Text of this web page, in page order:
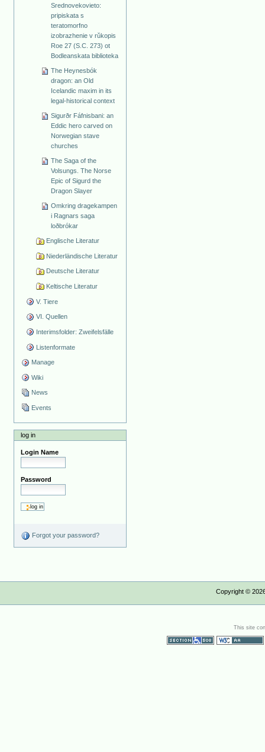
Srednovekovieto:
pripiskata s
teratomorfno
izobrazhenie v rǔkopis
Roe 27 (S.C. 273) ot
Bodleanskata biblioteka
The Heynesbók
dragon: an Old
Icelandic maxim in its
legal-historical context
Sigurðr Fáfnisbani: an
Eddic hero carved on
Norwegian stave
churches
The Saga of the
Volsungs. The Norse
Epic of Sigurd the
Dragon Slayer
Omkring dragekampen
i Ragnars saga
loðbrókar
Englische Literatur
Niederländische Literatur
Deutsche Literatur
Keltische Literatur
V. Tiere
VI. Quellen
Interimsfolder: Zweifelsfälle
Listenformate
Manage
Wiki
News
Events
log in
Login Name
Password
Forgot your password?
Copyright ©
This site